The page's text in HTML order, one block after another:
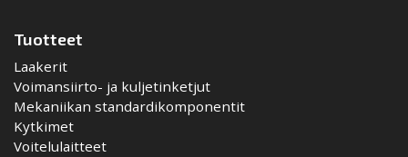
Tuotteet
Laakerit
Voimansiirto- ja kuljetinketjut
Mekaniikan standardikomponentit
Kytkimet
Voitelulaitteet